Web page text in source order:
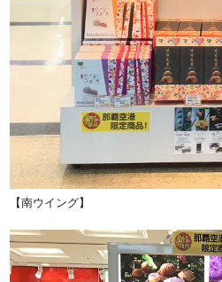
【南ウイング】